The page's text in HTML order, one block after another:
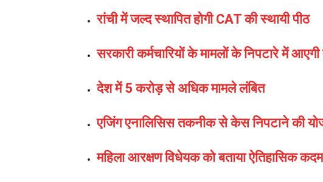
रांची में जल्द स्थापित होगी CAT की स्थायी पीठ
सरकारी कर्मचारियों के मामलों के निपटारे में
देश में 5 करोड़ से अधिक मामले लंबित
एजिंग एनालिसिस तकनीक से केस निपटाने की
महिला आरक्षण विधेयक को बताया ऐतिहासिक कदम